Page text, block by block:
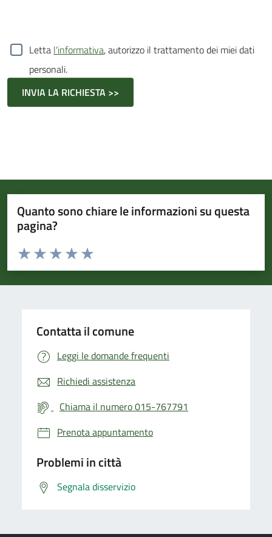
Letta l'informativa, autorizzo il trattamento dei miei dati
personali.
Quanto sono chiare le informazioni su questa
pagina?
Valuta da 1 a 5 stelle la pagina
Valuta 5 stelle su 5
Valuta 4 stelle su 5
Valuta 3 stelle su 5
Valuta 2 stelle su 5
Valuta 1 stelle su 5
Contatta il comune
Leggi le domande frequenti
Richiedi assistenza
Chiama il numero 015-767791
Prenota appuntamento
Problemi in città
Segnala disservizio